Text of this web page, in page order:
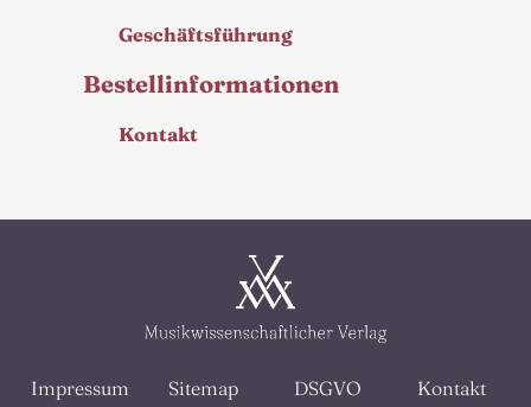
Geschäftsführung
Bestellinformationen
Kontakt
Impressum Sitemap DSGVO Kontakt